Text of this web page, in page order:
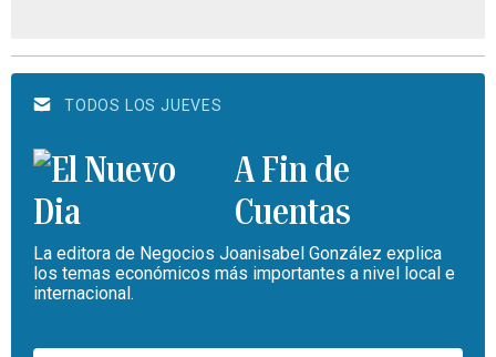
TODOS LOS JUEVES
A Fin de
Cuentas
La editora de Negocios Joanisabel González explica
los temas económicos más importantes a nivel local e
internacional.